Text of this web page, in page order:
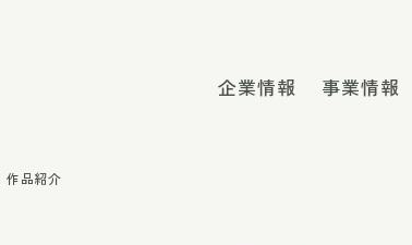
企業情報 事業情報
作品紹介